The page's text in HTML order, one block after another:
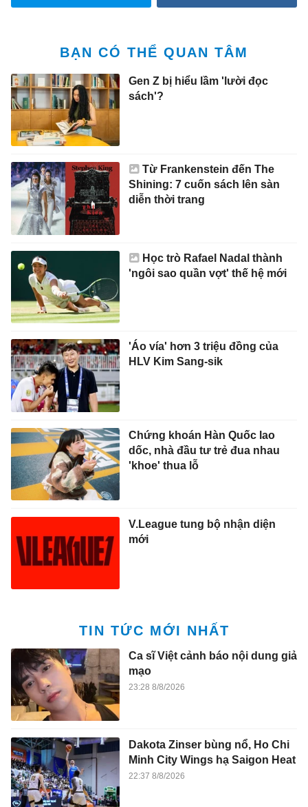
BẠN CÓ THỂ QUAN TÂM
Gen Z bị hiểu lầm 'lười đọc
sách'?
Từ Frankenstein đến The
Shining: 7 cuốn sách lên sàn
diễn thời trang
Học trò Rafael Nadal thành
'ngôi sao quần vợt' thế hệ mới
'Áo vía' hơn 3 triệu đồng của
HLV Kim Sang-sik
Chứng khoán Hàn Quốc lao
dốc, nhà đầu tư trẻ đua nhau
'khoe' thua lỗ
V.League tung bộ nhận diện
mới
TIN TỨC MỚI NHẤT
Ca sĩ Việt cảnh báo nội dung giả
mạo
23:28 8/8/2026
Dakota Zinser bùng nổ, Ho Chi
Minh City Wings hạ Saigon Heat
22:37 8/8/2026